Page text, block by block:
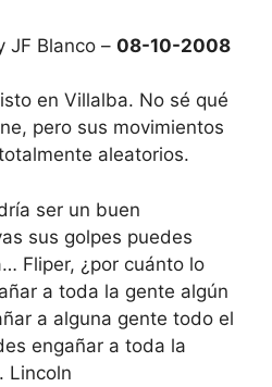
JF Blanco – 08-10-2008
en Villalba. No sé qué
pero sus movimientos
aleatorios.
ser un buen
sus golpes puedes
Fliper, ¿por cuánto lo
a toda la gente algún
a alguna gente todo el
engañar a toda la
Lincoln